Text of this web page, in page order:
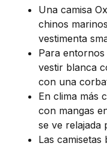
Una camisa
chinos
vestimenta
Para entornos
vestir blanca
con una
En clima más
con mangas
se ve relajada
Las